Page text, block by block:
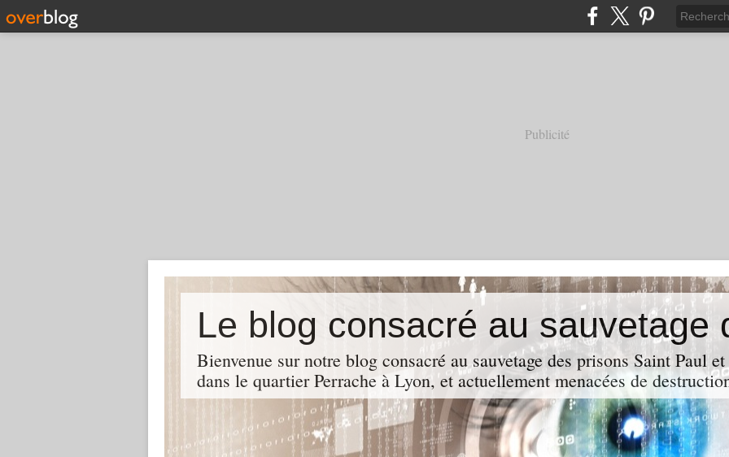
Publicité
Bienvenue sur notre blog consacré au sauvetage des prisons Saint Paul
dans le quartier Perrache à Lyon, et actuellement menacées de